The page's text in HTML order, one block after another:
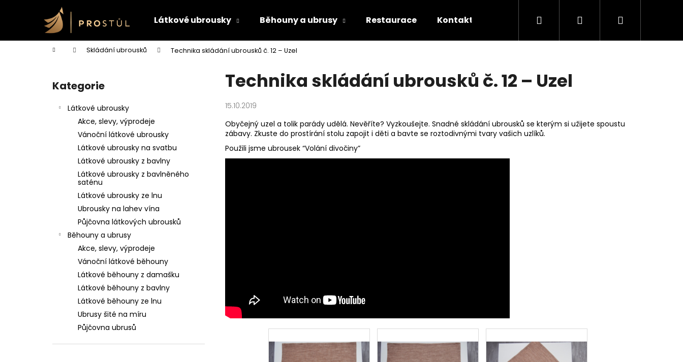
Látkové ubrousky Běhouny a ubrusy Restaurace Kontakty Skládání ubrousků Šití na míru
Hledat PřihlášeníNákupní
Domů Skládání ubrousků Technika skládání ubrousků č. 12 – Uzel
Přeskočit
kategorie
Kategorie
Látkové ubrousky
Akce, slevy, výprodeje
Vánoční látkové ubrousky
Látkové ubrousky na svatbu
Látkové ubrousky z bavlny
Látkové ubrousky z bavlněného
saténu
Látkové ubrousky ze lnu
Ubrousky na lahev vína
Půjčovna látkových ubrousků
Běhouny a ubrusy
Akce, slevy, výprodeje
Vánoční látkové běhouny
Látkové běhouny z damašku
Látkové běhouny z bavlny
Látkové běhouny ze lnu
Ubrusy šité na míru
Půjčovna ubrusů
Technika skládání ubrousků č. 12 – Uzel
15.10.2019
Obyčejný uzel a tolik parády udělá. Nevěříte? Vyzkoušejte. Snadné skládání ubrousků se kterým si užijete spoustu
zábavy. Zkuste do prostírání stolu zapojit i děti a bavte se roztodivnými tvary vašich uzlíků.
Použili jsme ubrousek “Volání divočiny”
í
Zpět
do
Zpět
do
Co potřebujete najít?
Doporučujeme
PŮJČOVNA ŠEDÝCH UBRUSŮ
550 Kč